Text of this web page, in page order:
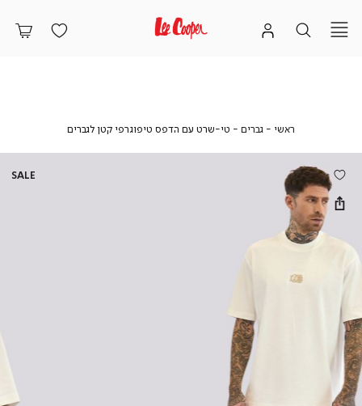
ראשי ראשיגברים גברים
טי-שרט עם הדפס טיפוגרפי קטן לגבריםטי-שרט
הדפס
SALE